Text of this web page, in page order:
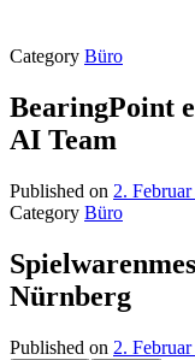
Category Büro
BearingPoint
AI Team
Published on 2.
Category Büro
Nürnberg
Published on 2.